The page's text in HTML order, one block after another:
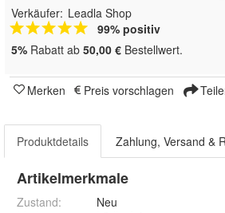
Verkäufer: Leadla Shop
99% positiv
5% Rabatt ab 50,00 € Bestellwert.
Merken Preis vorschlagen
Produktdetails Zahlung, Versand &
Artikelmerkmale
Zustand:
Neu